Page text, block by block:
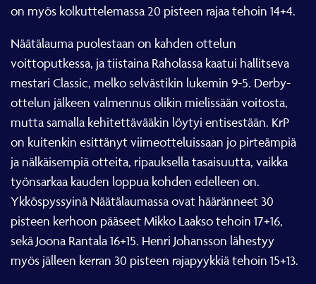
on myös kolkuttelemassa 20 pisteen rajaa tehoin 14+4.
Näätälauma puolestaan on kahden ottelun
voittoputkessa, ja tiistaina Raholassa kaatui hallitseva
mestari Classic, melko selvästikin lukemin 9-5. Derby-
ottelun jälkeen valmennus olikin mielissään voitosta,
mutta samalla kehitettävääkin löytyi entisestään. KrP
on kuitenkin esittänyt viimeotteluissaan jo pirteämpiä
ja nälkäisempiä otteita, ripauksella tasaisuutta, vaikka
työnsarkaa kauden loppua kohden edelleen on.
Ykköspyssyinä Näätälaumassa ovat hääränneet 30
pisteen kerhoon pääseet Mikko Laakso tehoin 17+16,
sekä Joona Rantala 16+15. Henri Johansson lähestyy
myös jälleen kerran 30 pisteen rajapyykkiä tehoin 15+13.